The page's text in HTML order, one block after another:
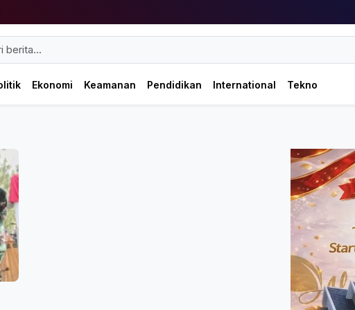
Ekonomi Keamanan Pendidikan International Tekno